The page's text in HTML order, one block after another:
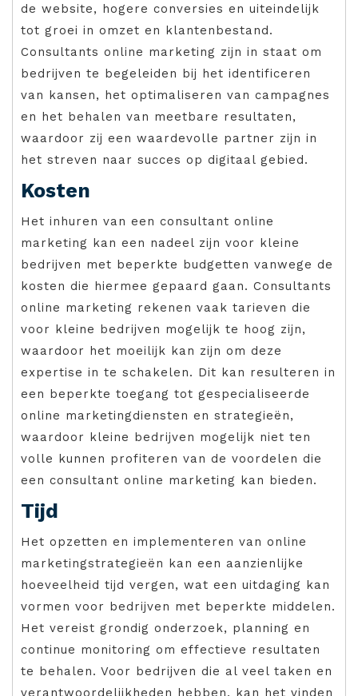
de website, hogere conversies en uiteindelijk
tot groei in omzet en klantenbestand.
Consultants online marketing zijn in staat om
bedrijven te begeleiden bij het identificeren
van kansen, het optimaliseren van campagnes
en het behalen van meetbare resultaten,
waardoor zij een waardevolle partner zijn in
het streven naar succes op digitaal gebied.
Kosten
Het inhuren van een consultant online
marketing kan een nadeel zijn voor kleine
bedrijven met beperkte budgetten vanwege de
kosten die hiermee gepaard gaan. Consultants
online marketing rekenen vaak tarieven die
voor kleine bedrijven mogelijk te hoog zijn,
waardoor het moeilijk kan zijn om deze
expertise in te schakelen. Dit kan resulteren in
een beperkte toegang tot gespecialiseerde
online marketingdiensten en strategieën,
waardoor kleine bedrijven mogelijk niet ten
volle kunnen profiteren van de voordelen die
een consultant online marketing kan bieden.
Tijd
Het opzetten en implementeren van online
marketingstrategieën kan een aanzienlijke
hoeveelheid tijd vergen, wat een uitdaging kan
vormen voor bedrijven met beperkte middelen.
Het vereist grondig onderzoek, planning en
continue monitoring om effectieve resultaten
te behalen. Voor bedrijven die al veel taken en
verantwoordelijkheden hebben, kan het vinden